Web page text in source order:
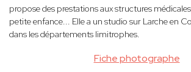
Fiche photographe
propose des prestations aux structures
petite enfance... Elle a un studio sur Larche en
dans les départements limitrophes.